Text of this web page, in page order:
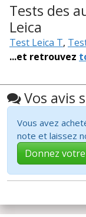
Tests des
Leica
Test Leica T,
...et retrouvez
Vos avis
Vous avez
note et laissez
Donnez